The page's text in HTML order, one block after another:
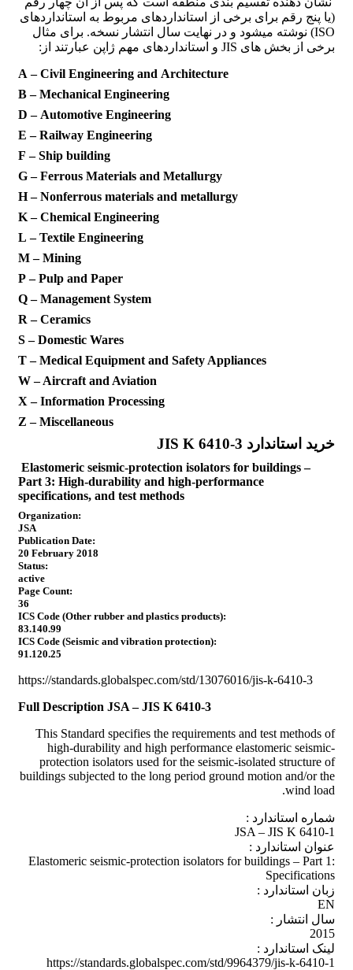
(یا پنج رقم برای برخی از استانداردهای مربوط به استانداردهای
ISO) نوشته میشود و در نهایت سال انتشار نسخه. برای مثال
برخی از بخش های JIS و استانداردهای مهم ژاپن عبارتند از:
A – Civil Engineering and Architecture
B – Mechanical Engineering
D – Automotive Engineering
E – Railway Engineering
F – Ship building
G – Ferrous Materials and Metallurgy
H – Nonferrous materials and metallurgy
K – Chemical Engineering
L – Textile Engineering
M – Mining
P – Pulp and Paper
Q – Management System
R – Ceramics
S – Domestic Wares
T – Medical Equipment and Safety Appliances
W – Aircraft and Aviation
X – Information Processing
Z – Miscellaneous
خرید استاندارد JIS K 6410-3
Elastomeric seismic-protection isolators for buildings –
Part 3: High-durability and high-performance
specifications, and test methods
Organization:
JSA
Publication Date:
20 February 2018
Status:
active
Page Count:
36
ICS Code (Other rubber and plastics products):
83.140.99
ICS Code (Seismic and vibration protection):
91.120.25
https://standards.globalspec.com/std/13076016/jis-k-6410-3
Full Description JSA – JIS K 6410-3
This Standard specifies the requirements and test methods of
high-durability and high performance elastomeric seismic-
protection isolators used for the seismic-isolated structure of
buildings subjected to the long period ground motion and/or the
wind load.
شماره استاندارد :
JSA – JIS K 6410-1
عنوان استاندارد :
Elastomeric seismic-protection isolators for buildings – Part 1:
Specifications
زبان استاندارد :
EN
سال انتشار :
2015
لینک استاندارد :
https://standards.globalspec.com/std/9964379/jis-k-6410-1